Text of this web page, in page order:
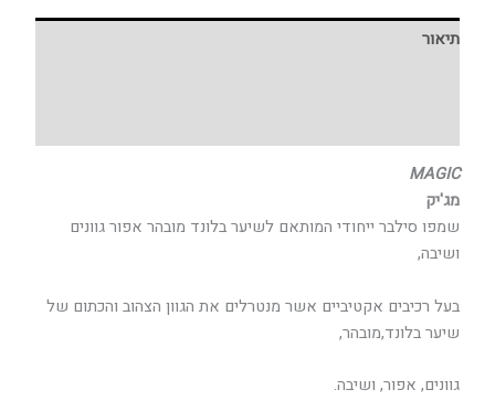
תיאור
MAGIC
מג'יק
שמפו סילבר ייחודי המותאם לשיער בלונד מובהר אפור גוונים
ושיבה,
בעל רכיבים אקטיביים אשר מנטרלים את הגוון הצהוב והכתום של
שיער בלונד,מובהר,
גוונים, אפור, ושיבה.